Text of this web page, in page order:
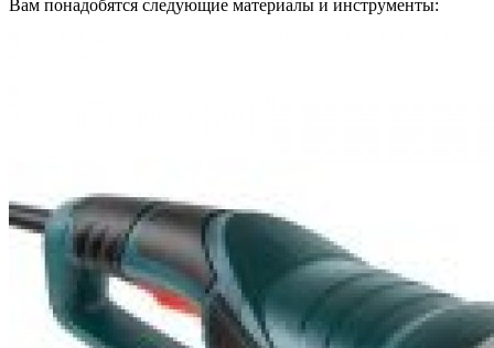
Вам понадобятся следующие материалы и инструменты: